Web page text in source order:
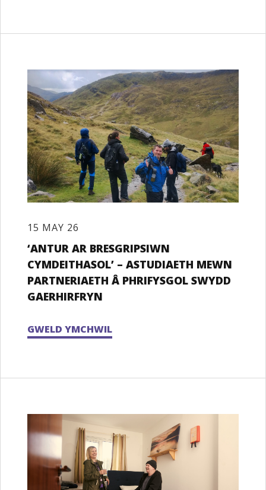
15 MAY 26
‘ANTUR AR BRESGRIPSIWN
CYMDEITHASOL’ – ASTUDIAETH MEWN
PARTNERIAETH Â PHRIFYSGOL SWYDD
GAERHIRFRYN
GWELD YMCHWIL